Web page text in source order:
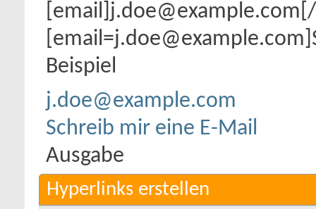
Beispiel
j.doe@example.com
Schreib mir eine E-Mail
Ausgabe
Hyperlinks erstellen